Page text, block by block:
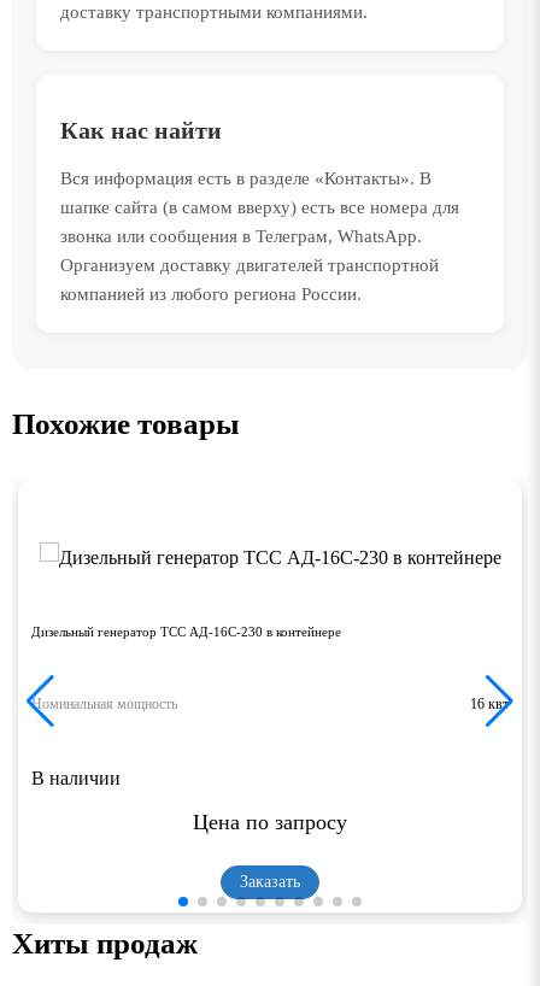
доставку транспортными компаниями.
Как нас найти
Вся информация есть в разделе «Контакты». В
шапке сайта (в самом вверху) есть все номера для
звонка или сообщения в Телеграм, WhatsApp.
Организуем доставку двигателей транспортной
компанией из любого региона России.
Похожие товары
Дизельный генератор ТСС АД-16С-230 в контейнере
Номинальная мощность 16 квт
В наличии
Цена по запросу
Заказать
Хиты продаж